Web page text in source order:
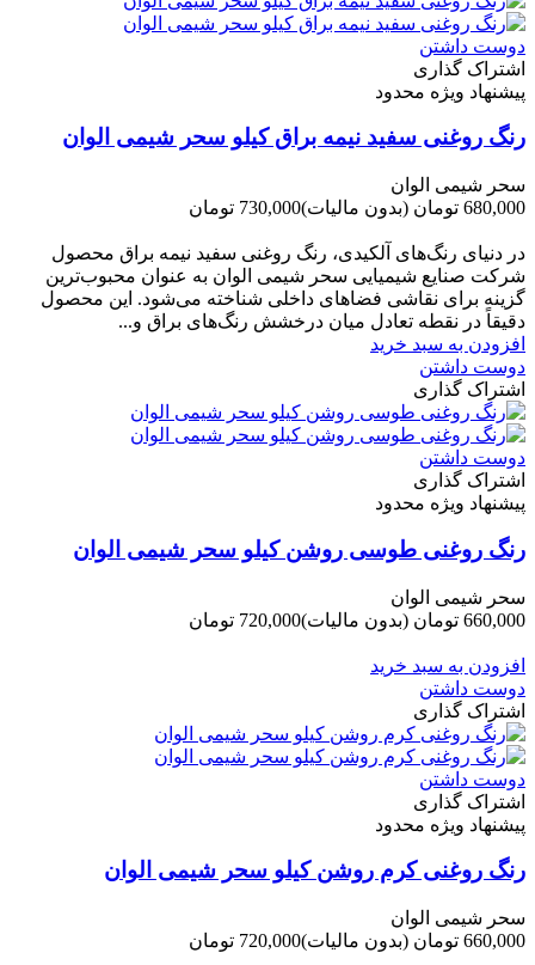
دوست داشتن
اشتراک گذاری
پیشنهاد ویژه محدود
رنگ روغنی سفید نیمه براق کیلو سحر شیمی الوان
سحر شیمی الوان
680,000 تومان
(بدون مالیات)730,000 تومان
در دنیای رنگ‌های آلکیدی، رنگ روغنی سفید نیمه براق محصول
شرکت صنایع شیمیایی سحر شیمی الوان به عنوان محبوب‌ترین
گزینه برای نقاشی فضاهای داخلی شناخته می‌شود. این محصول
دقیقاً در نقطه تعادل میان درخشش رنگ‌های براق و...
افزودن به سبد خرید
دوست داشتن
اشتراک گذاری
دوست داشتن
اشتراک گذاری
پیشنهاد ویژه محدود
رنگ روغنی طوسی روشن کیلو سحر شیمی الوان
سحر شیمی الوان
660,000 تومان
(بدون مالیات)720,000 تومان
افزودن به سبد خرید
دوست داشتن
اشتراک گذاری
دوست داشتن
اشتراک گذاری
پیشنهاد ویژه محدود
رنگ روغنی کرم روشن کیلو سحر شیمی الوان
سحر شیمی الوان
660,000 تومان
(بدون مالیات)720,000 تومان